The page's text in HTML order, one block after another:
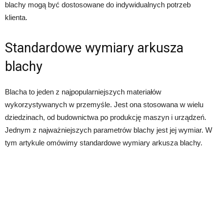
blachy mogą być dostosowane do indywidualnych potrzeb
klienta.
Standardowe wymiary arkusza
blachy
Blacha to jeden z najpopularniejszych materiałów
wykorzystywanych w przemyśle. Jest ona stosowana w wielu
dziedzinach, od budownictwa po produkcję maszyn i urządzeń.
Jednym z najważniejszych parametrów blachy jest jej wymiar. W
tym artykule omówimy standardowe wymiary arkusza blachy.